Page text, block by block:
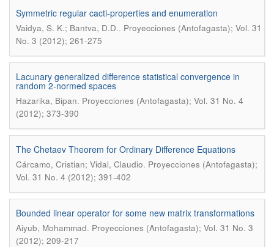
Symmetric regular cacti-properties and enumeration
Vaidya, S. K.; Bantva, D.D.. Proyecciones (Antofagasta); Vol. 31
No. 3 (2012); 261-275
Lacunary generalized difference statistical convergence in
random 2-normed spaces
Hazarika, Bipan. Proyecciones (Antofagasta); Vol. 31 No. 4
(2012); 373-390
The Chetaev Theorem for Ordinary Difference Equations
Cárcamo, Cristian; Vidal, Claudio. Proyecciones (Antofagasta);
Vol. 31 No. 4 (2012); 391-402
Bounded linear operator for some new matrix transformations
Aiyub, Mohammad. Proyecciones (Antofagasta); Vol. 31 No. 3
(2012); 209-217